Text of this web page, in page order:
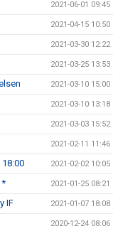
2021-06-01 09:45
2021-04-15 10:50
2021-03-30 12:22
2021-03-25 13:53
2021-03-10 15:00
2021-03-10 13:18
2021-03-03 15:52
2021-02-11 11:46
2021-02-02 10:05
2021-01-25 08:21
IF 2021-01-07 18:08
2020-12-24 08:06